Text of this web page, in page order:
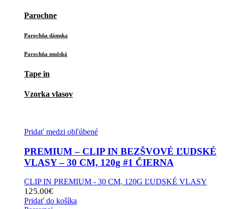
Parochne
Parochňa dámska
Parochňa mužská
Tape in
Vzorka vlasov
Pridať medzi obľúbené
PREMIUM – CLIP IN BEZŠVOVÉ ĽUDSKÉ
VLASY – 30 CM, 120g #1 ČIERNA
CLIP IN PREMIUM - 30 CM, 120G ĽUDSKÉ VLASY
125.00€
Pridať do košíka